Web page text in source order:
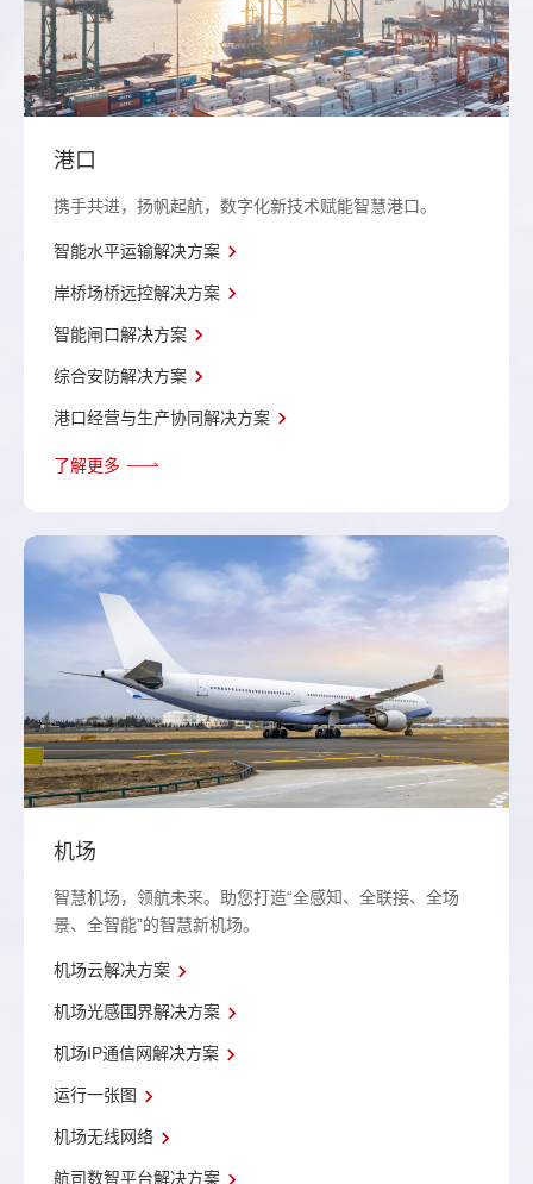
港口
携手共进，扬帆起航，数字化新技术赋能智慧港口。
智能水平运输解决方案
岸桥场桥远控解决方案
智能闸口解决方案
综合安防解决方案
港口经营与生产协同解决方案
了解更多
机场
智慧机场，领航未来。助您打造“全感知、全联接、全场
景、全智能”的智慧新机场。
机场云解决方案
机场光感围界解决方案
机场IP通信网解决方案
运行一张图
机场无线网络
航司数智平台解决方案